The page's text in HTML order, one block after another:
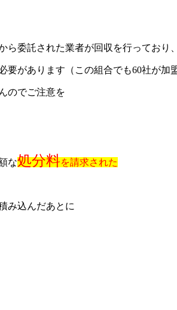
委託された業者が回収を行っており、
があります（この組合でも60社が加
のでご注意を
な処分料を請求された
み込んだあとに